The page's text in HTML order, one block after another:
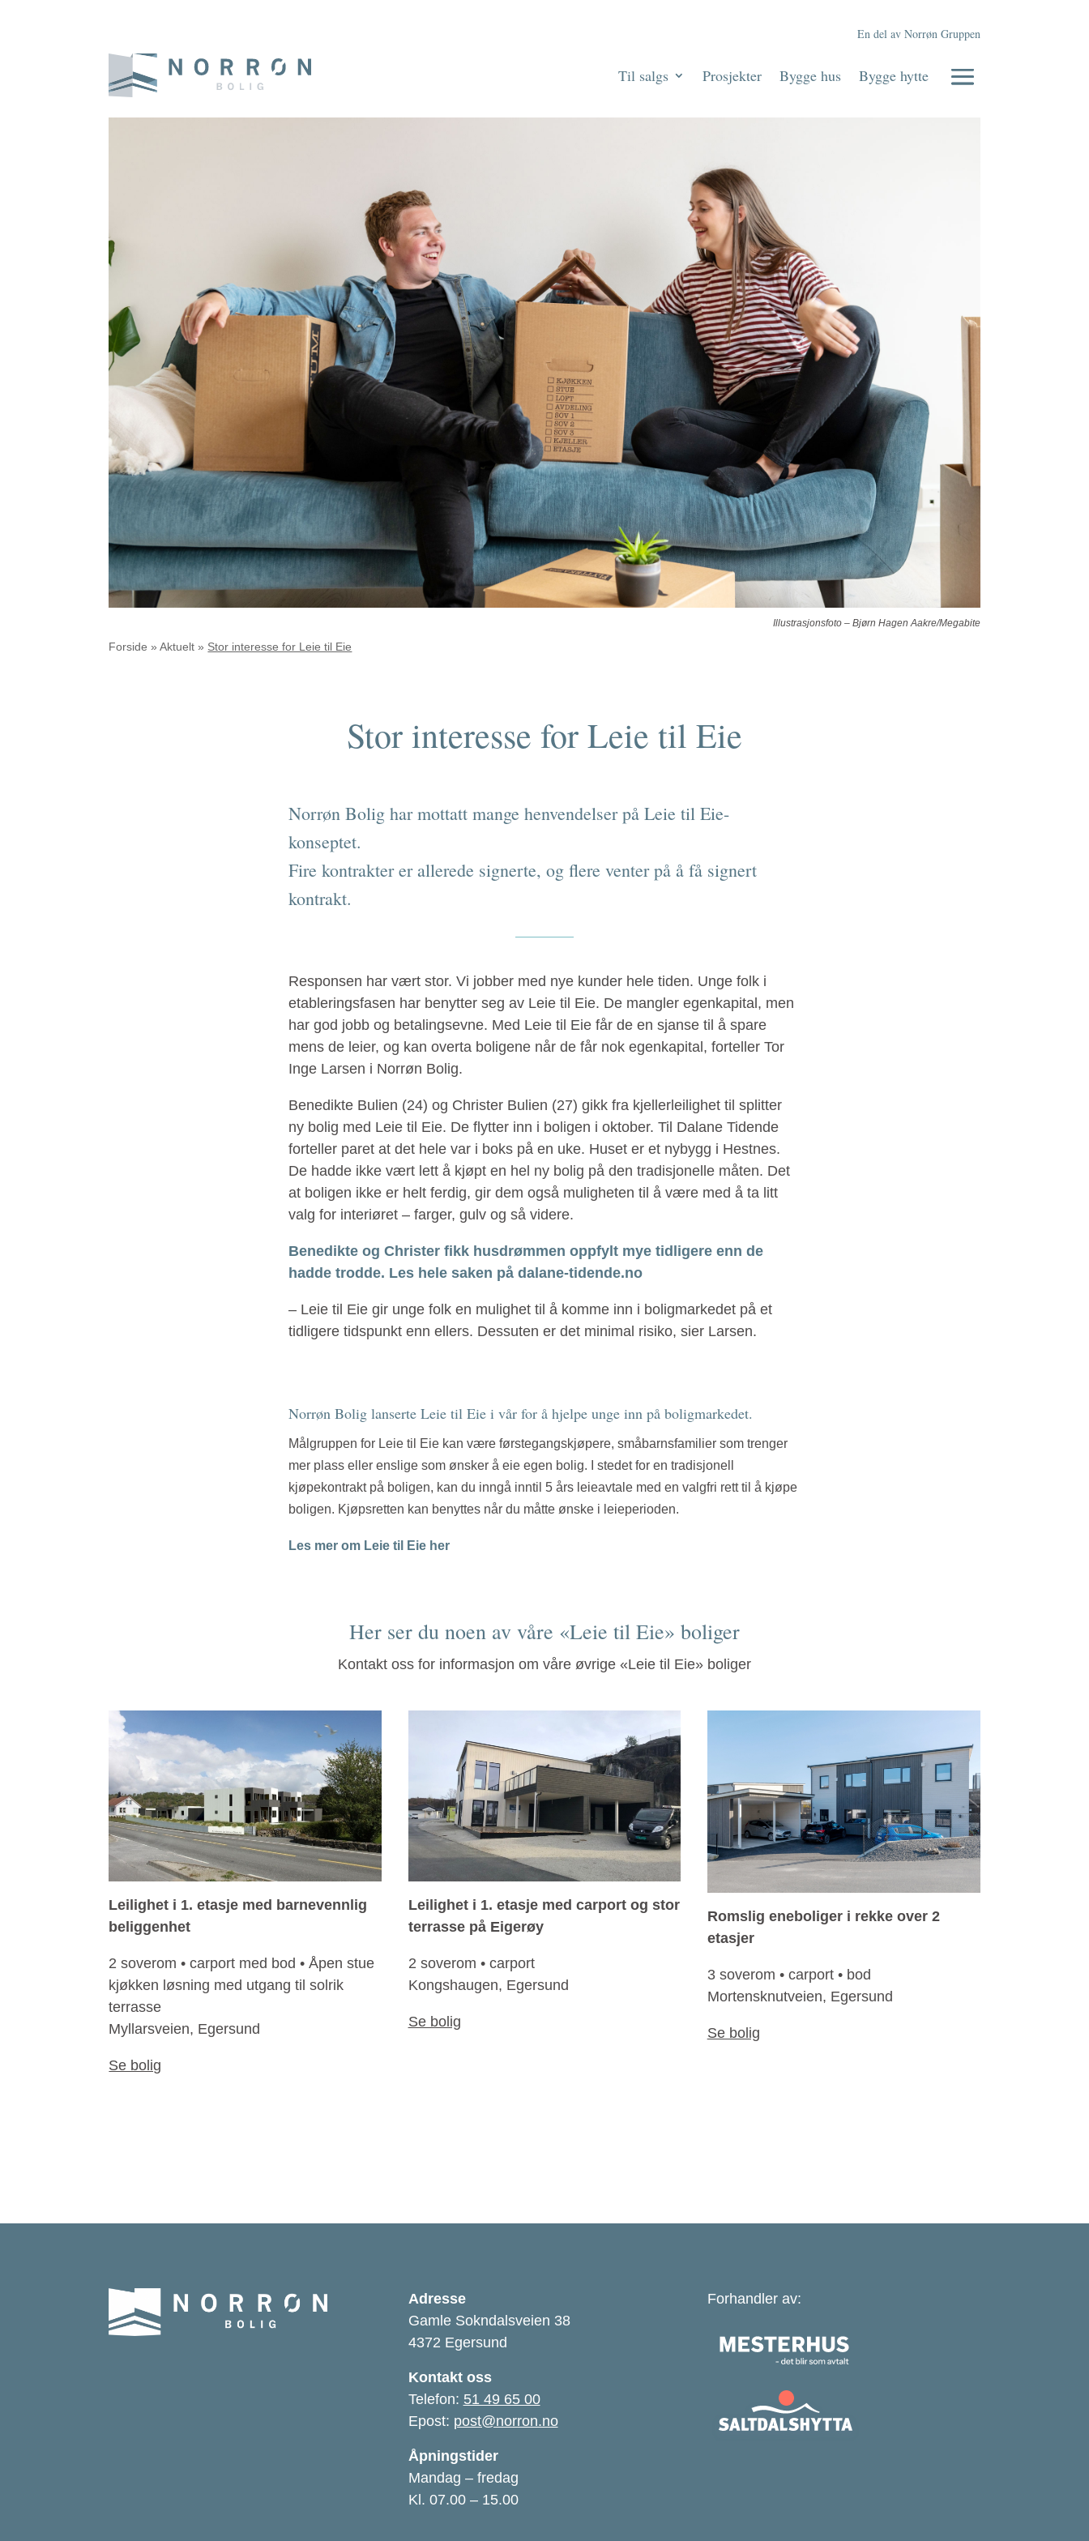
En del av Norrøn Gruppen
Til salgs Prosjekter Bygge hus Bygge hytte
Illustrasjonsfoto – Bjørn Hagen Aakre/Megabite
Forside »Aktuelt » Stor interesse for Leie til Eie
Stor interesse for Leie til Eie
Norrøn Bolig har mottatt mange henvendelser på Leie til Eie-
konseptet.
Fire kontrakter er allerede signerte, og flere venter på å få signert
kontrakt.
Responsen har vært stor. Vi jobber med nye kunder hele tiden. Unge folk i
etableringsfasen har benytter seg av Leie til Eie. De mangler egenkapital, men
har god jobb og betalingsevne. Med Leie til Eie får de en sjanse til å spare
mens de leier, og kan overta boligene når de får nok egenkapital, forteller Tor
Inge Larsen i Norrøn Bolig.
Benedikte Bulien (24) og Christer Bulien (27) gikk fra kjellerleilighet til splitter
ny bolig med Leie til Eie. De flytter inn i boligen i oktober. Til Dalane Tidende
forteller paret at det hele var i boks på en uke. Huset er et nybygg i Hestnes.
De hadde ikke vært lett å kjøpt en hel ny bolig på den tradisjonelle måten. Det
at boligen ikke er helt ferdig, gir dem også muligheten til å være med å ta litt
valg for interiøret – farger, gulv og så videre.
Benedikte og Christer fikk husdrømmen oppfylt mye tidligere enn de
hadde trodde. Les hele saken på dalane-tidende.no
– Leie til Eie gir unge folk en mulighet til å komme inn i boligmarkedet på et
tidligere tidspunkt enn ellers. Dessuten er det minimal risiko, sier Larsen.
Norrøn Bolig lanserte Leie til Eie i vår for å hjelpe unge inn på boligmarkedet.
Målgruppen for Leie til Eie kan være førstegangskjøpere, småbarnsfamilier som trenger
mer plass eller enslige som ønsker å eie egen bolig. I stedet for en tradisjonell
kjøpekontrakt på boligen, kan du inngå inntil 5 års leieavtale med en valgfri rett til å kjøpe
boligen. Kjøpsretten kan benyttes når du måtte ønske i leieperioden.
Les mer om Leie til Eie her
Her ser du noen av våre «Leie til Eie» boliger
Kontakt oss for informasjon om våre øvrige «Leie til Eie» boliger
Leilighet i 1. etasje med barnevennlig
beliggenhet
2 soverom • carport med bod • Åpen stue
kjøkken løsning med utgang til solrik
terrasse
Myllarsveien, Egersund
Se bolig
Leilighet i 1. etasje med carport og stor
terrasse på Eigerøy
2 soverom • carport
Kongshaugen, Egersund
Se bolig
Romslig eneboliger i rekke over 2
etasjer
3 soverom •carport •bod
Mortensknutveien, Egersund
Se bolig
Adresse
Gamle Sokndalsveien 38
4372 Egersund
Kontakt oss
Telefon: 51 49 65 00
Epost: post@norron.no
Åpningstider
Mandag – fredag
Kl. 07.00 – 15.00
Forhandler av: